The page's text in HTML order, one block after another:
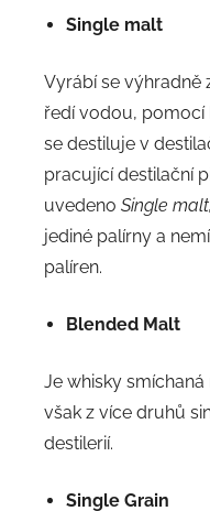
Single malt
Vyrábí se výhradně
ředí vodou, pomocí
se destiluje v
pracující destilační
uvedeno Single malt,
jediné palírny a
palíren.
Blended Malt
Je whisky
však z více druhů
destilerií.
Single Grain